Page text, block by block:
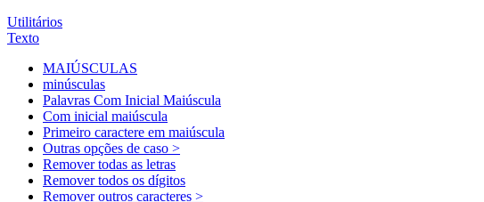
Utilitários
Texto
MAIÚSCULAS
minúsculas
Palavras Com Inicial Maiúscula
Com inicial maiúscula
Primeiro caractere em maiúscula
Outras opções de caso >
Remover todas as letras
Remover todos os dígitos
Remover outros caracteres >